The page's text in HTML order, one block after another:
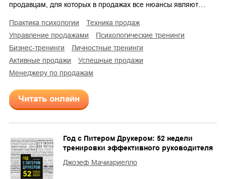
продавцам, для которых в продажах все нюансы являют…
практика психологии
техника продаж
управление продажами
психологические тренинги
бизнес-тренинги
личностные тренинги
активные продажи
успешные продажи
менеджеру по продажам
Читать онлайн
Год с Питером Друкером: 52 недели
тренировки эффективного руководителя
Джозеф Мачиариелло